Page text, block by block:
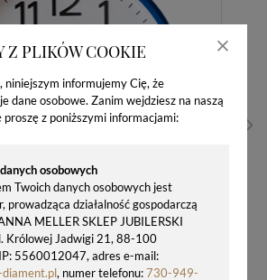
Z PLIKÓW COOKIE
informujemy Cię, że
dane osobowe. Zanim wejdziesz na naszą
proszę z poniższymi informacjami:
osobowych
Twoich danych osobowych jest
prowadząca działalność gospodarczą
MELLER SKLEP JUBILERSKI
Królowej Jadwigi 21, 88-100
5560012047, adres e-mail:
diament.pl, numer telefonu:730-949-